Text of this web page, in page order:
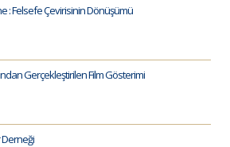
: Felsefe Çevirisinin Dönüşümü
Gerçekleştirilen Film Gösterimi
Derneği